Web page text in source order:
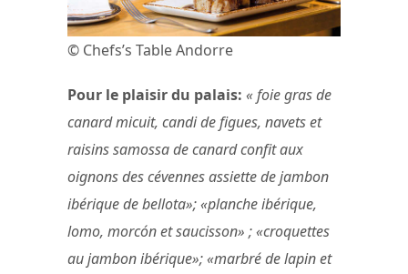
© Chefs’s Table Andorre
Pour le plaisir du palais: « foie gras de
canard micuit, candi de figues, navets et
raisins samossa de canard confit aux
oignons des cévennes assiette de jambon
ibérique de bellota»; «planche ibérique,
lomo, morcón et saucisson» ; «croquettes
au jambon ibérique»; «marbré de lapin et